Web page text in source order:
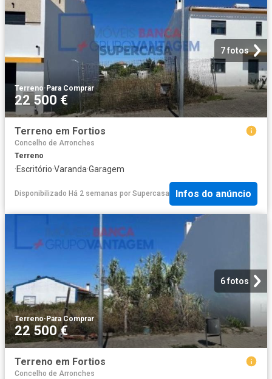
7 fotos
Terreno·Para Comprar
22 500 €
Terreno em Fortios
Concelho de Arronches
Terreno
·Escritório·Varanda·Garagem
Disponibilizado Há 2 semanas por Supercasa Infos do anúncio
6 fotos
Terreno· Para Comprar
22 500 €
Terreno em Fortios
Concelho de Arronches